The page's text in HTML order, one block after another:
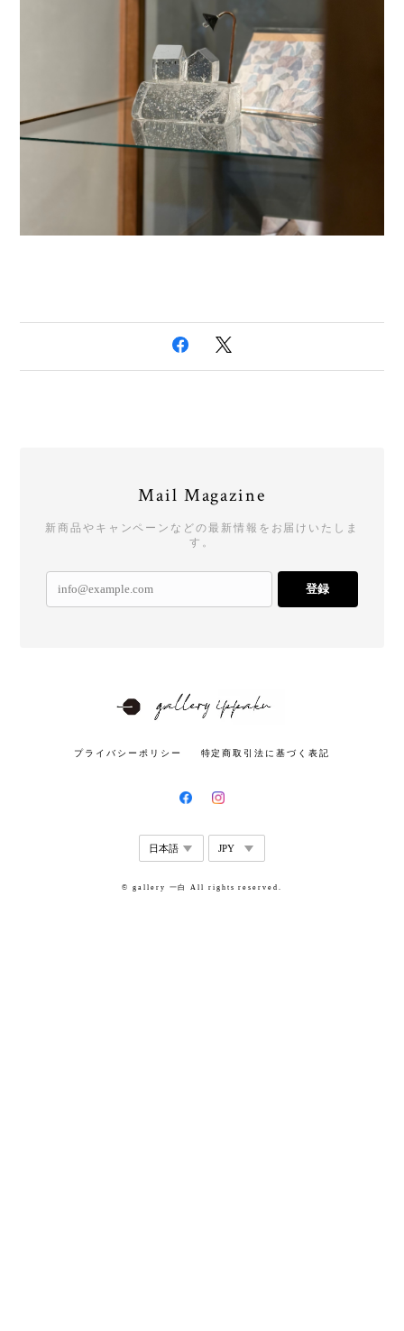
Mail Magazine
新商品やキャンペーンなどの最新情報をお届けいたしま
す。
登録
プライバシーポリシー 特定商取引法に基づく表記
© gallery 一白 All rights reserved.